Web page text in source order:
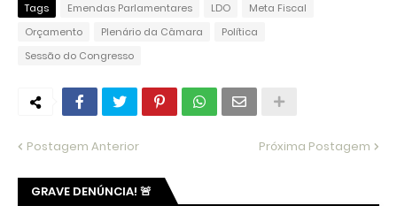
Tags Emendas Parlamentares LDO
Meta Fiscal
Orçamento
Plenário da Câmara
Política
Sessão do Congresso
Postagem Anterior Próxima Postagem
GRAVE DENÚNCIA! 🚨